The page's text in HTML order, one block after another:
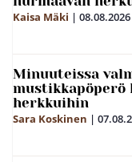
Kaisa Mäki | 08.08.2026
Minuuteissa
mustikkapöperö
herkkuihin
Sara Koskinen |